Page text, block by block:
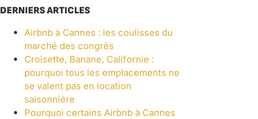
DERNIERS ARTICLES
Airbnb à Cannes : les coulisses du
marché des congrès
Croisette, Banane, Californie :
pourquoi tous les emplacements ne
se valent pas en location
saisonnière
Pourquoi certains Airbnb à Cannes